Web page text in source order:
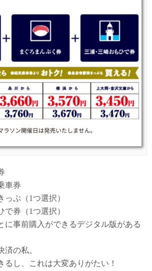
車券
ぷ（1つ選択）
券（1つ選択）
に事前購入ができるデジタル版がある
済の私。
るし、これは大変ありがたい！